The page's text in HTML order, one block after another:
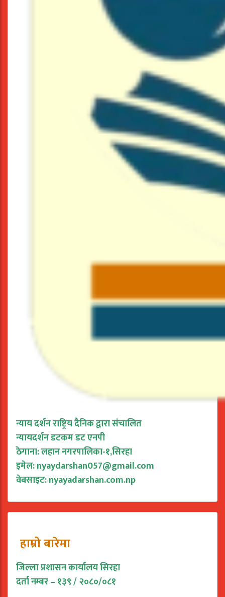
न्याय दर्शन राष्ट्रिय दैनिक द्वारा संचालित
न्यायदर्शन डटकम डट एनपी
ठेगाना: लहान नगरपालिका-१,सिरहा
इमेल:nyaydarshan057@gmail.com
वेबसाइट: nyayadarshan.com.np
हाम्रो बारेमा
जिल्ला प्रशासन कार्यालय सिरहा
दर्ता नम्बर – १३९ / २०८०/०८१